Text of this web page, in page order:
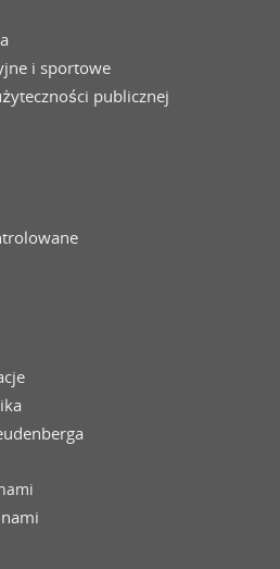
i sportowe
publicznej